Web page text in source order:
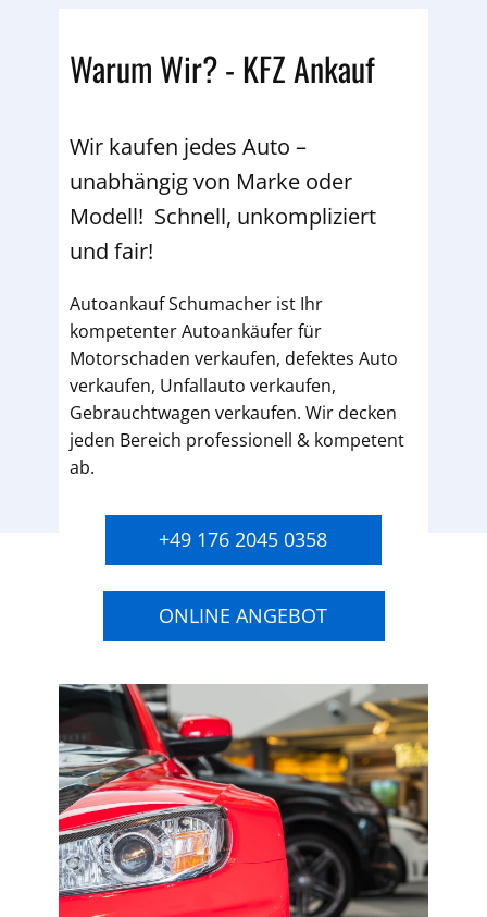
Warum Wir? - KFZ Ankauf
Wir kaufen jedes Auto –
unabhängig von Marke oder
Modell! Schnell, unkompliziert
und fair!
Autoankauf Schumacher ist Ihr
kompetenter Autoankäufer für
Motorschaden verkaufen, defektes Auto
verkaufen, Unfallauto verkaufen,
Gebrauchtwagen verkaufen. Wir decken
jeden Bereich professionell & kompetent
ab.
+49 176 2045 0358
ONLINE ANGEBOT